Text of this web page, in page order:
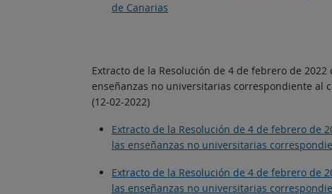
de Canarias
Extracto de la Resolución de 4 de febrero de
enseñanzas no universitarias correspondiente al
(12-02-2022)
Extracto de la Resolución de 4 de febrero de
las enseñanzas no universitarias
Extracto de la Resolución de 4 de febrero de
las enseñanzas no universitarias